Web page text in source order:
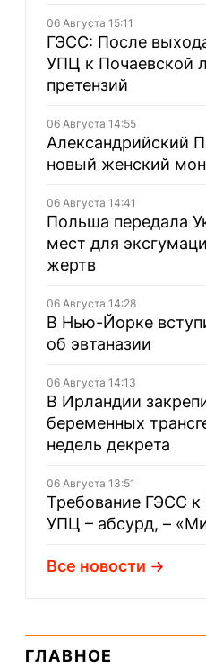
06 Августа 15:11
ГЭСС: После
УПЦ к Почаевской
претензий
06 Августа 14:55
Александрийский
новый женский
06 Августа 14:41
Польша передала
мест для
жертв
06 Августа 14:28
В Нью-Йорке
об эвтаназии
06 Августа 14:13
В Ирландии
беременных
недель декрета
06 Августа 13:51
Требование ГЭСС к
УПЦ – абсурд, –
Все новости
ГЛАВНОЕ